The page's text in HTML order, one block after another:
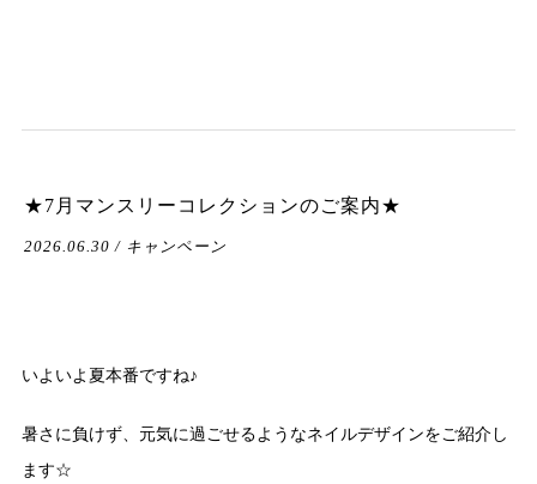
★7月マンスリーコレクションのご案内★
2026.06.30 / キャンペーン
いよいよ夏本番ですね♪
暑さに負けず、元気に過ごせるようなネイルデザインをご紹介し
ます☆